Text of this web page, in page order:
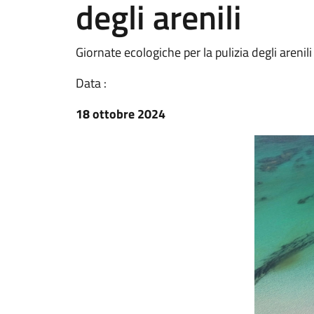
degli arenili
Giornate ecologiche per la pulizia degli arenili
Data :
18 ottobre 2024